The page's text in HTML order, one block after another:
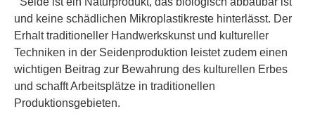
und keine schädlichen Mikroplastikreste hinterlässt. Der
Erhalt traditioneller Handwerkskunst und kultureller
Techniken in der Seidenproduktion leistet zudem einen
wichtigen Beitrag zur Bewahrung des kulturellen Erbes
und schafft Arbeitsplätze in traditionellen
Produktionsgebieten.